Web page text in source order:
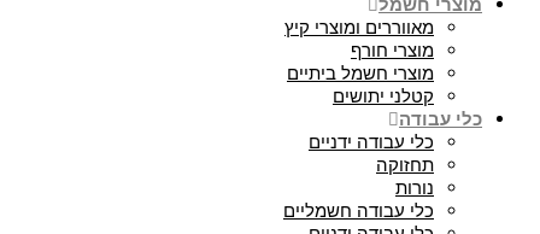
חשמל
מאווררים ומוצרי קיץ
מוצרי חורף
מוצרי חשמל ביתיים
קטלני יתושים
עבודה
כלי עבודה ידניים
כלי עבודה חשמליים